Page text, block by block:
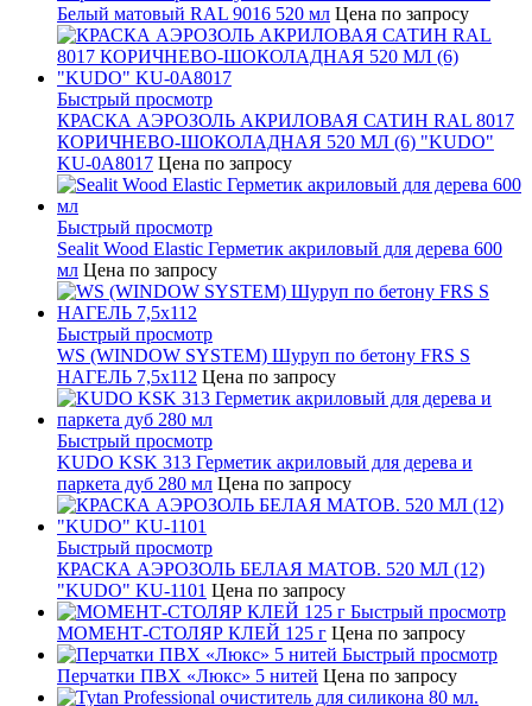
Белый матовый RAL 9016 520 мл Цена по запросу
Быстрый просмотр
КРАСКА АЭРОЗОЛЬ АКРИЛОВАЯ САТИН RAL 8017
КОРИЧНЕВО-ШОКОЛАДНАЯ 520 МЛ (6) "KUDO"
KU-0A8017 Цена по запросу
Быстрый просмотр
Sealit Wood Elastic Герметик акриловый для дерева 600
мл Цена по запросу
Быстрый просмотр
WS (WINDOW SYSTEM) Шуруп по бетону FRS S
НАГЕЛЬ 7,5х112 Цена по запросу
Быстрый просмотр
KUDO KSK 313 Герметик акриловый для дерева и
паркета дуб 280 мл Цена по запросу
Быстрый просмотр
КРАСКА АЭРОЗОЛЬ БЕЛАЯ МАТОВ. 520 МЛ (12)
"KUDO" KU-1101 Цена по запросу
Быстрый просмотр
МОМЕНТ-СТОЛЯР КЛЕЙ 125 г Цена по запросу
Быстрый просмотр
Перчатки ПВХ «Люкс» 5 нитей Цена по запросу